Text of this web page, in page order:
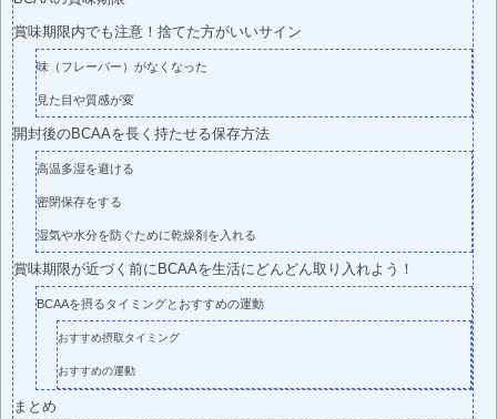
賞味期限内でも注意！捨てた方がいいサイン
味（フレーバー）がなくなった
見た目や質感が変
開封後のBCAAを長く持たせる保存方法
高温多湿を避ける
密閉保存をする
湿気や水分を防ぐために乾燥剤を入れる
賞味期限が近づく前にBCAAを生活にどんどん取り入れよう！
BCAAを摂るタイミングとおすすめの運動
おすすめ摂取タイミング
おすすめの運動
まとめ